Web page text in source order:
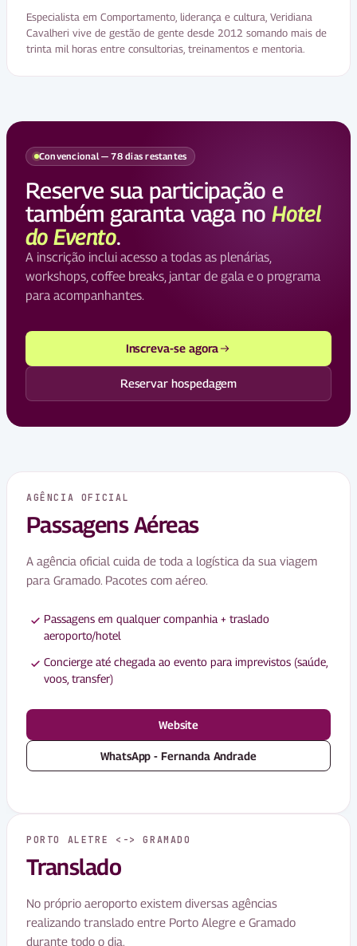
Especialista em Comportamento, liderança e cultura, Veridiana
Cavalheri vive de gestão de gente desde 2012 somando mais de
trinta mil horas entre consultorias, treinamentos e mentoria.
Convencional — 78 dias restantes
Reserve sua participação e
também garanta vaga no Hotel
do Evento.
A inscrição inclui acesso a todas as plenárias,
workshops, coffee breaks, jantar de gala e o programa
para acompanhantes.
Inscreva-se agora
Reservar hospedagem
AGÊNCIA OFICIAL
Passagens Aéreas
A agência oficial cuida de toda a logística da sua viagem
para Gramado. Pacotes com aéreo.
Passagens em qualquer companhia + traslado
aeroporto/hotel
Concierge até chegada ao evento para imprevistos (saúde,
voos, transfer)
Website
WhatsApp - Fernanda Andrade
PORTO ALETRE <-> GRAMADO
Translado
No próprio aeroporto existem diversas agências
realizando translado entre Porto Alegre e Gramado
durante todo o dia.